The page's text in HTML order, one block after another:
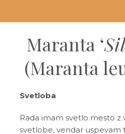
Maranta ‘
(Maranta
Svetloba
Rada imam svetlo mesto z
svetlobe, vendar uspevam